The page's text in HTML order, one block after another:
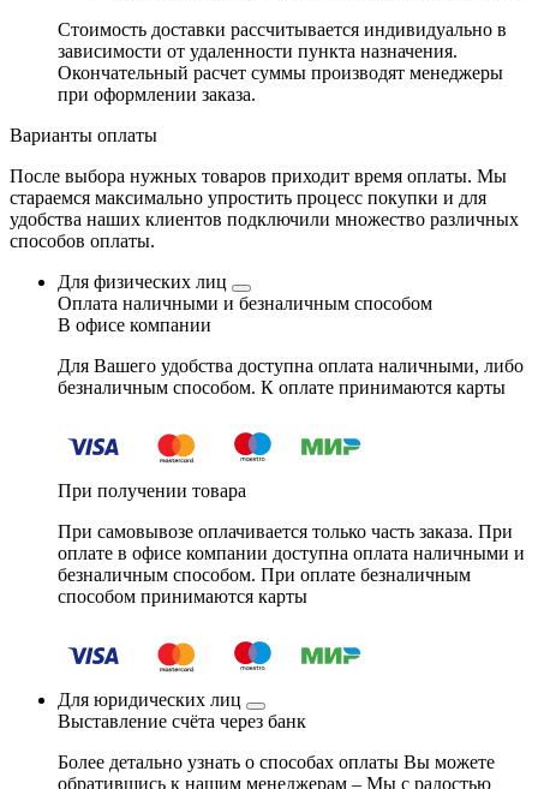
Стоимость доставки рассчитывается индивидуально в
зависимости от удаленности пункта назначения.
Окончательный расчет суммы производят менеджеры
при оформлении заказа.
Варианты оплаты
После выбора нужных товаров приходит время оплаты. Мы
стараемся максимально упростить процесс покупки и для
удобства наших клиентов подключили множество различных
способов оплаты.
Для физических лиц
Оплата наличными и безналичным способом
В офисе компании
Для Вашего удобства доступна оплата наличными, либо
безналичным способом. К оплате принимаются карты
При получении товара
При самовывозе оплачивается только часть заказа. При
оплате в офисе компании доступна оплата наличными и
безналичным способом. При оплате безналичным
способом принимаются карты
Для юридических лиц
Выставление счёта через банк
Более детально узнать о способах оплаты Вы можете
обратившись к нашим менеджерам – Мы с радостью